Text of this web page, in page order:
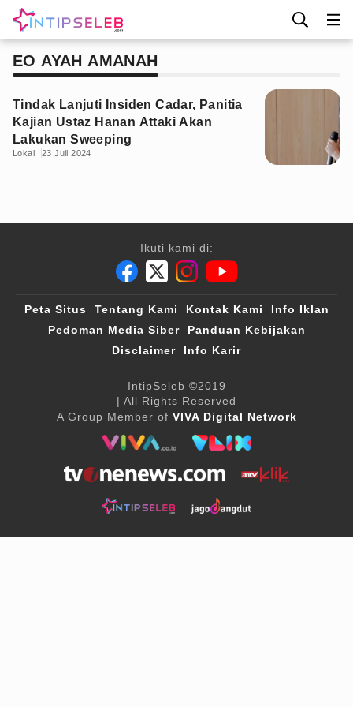
EO AYAH AMANAH
Tindak Lanjuti Insiden Cadar, Panitia
Kajian Ustaz Hanan Attaki Akan
Lakukan Sweeping
Lokal 23 Juli 2024
Ikuti kami di:
Peta Situs Tentang Kami Kontak Kami
Info Iklan
Pedoman Media Siber
Panduan Kebijakan
Disclaimer
Info Karir
IntipSeleb ©2019
| All Rights Reserved
A Group Member of VIVA Digital Network